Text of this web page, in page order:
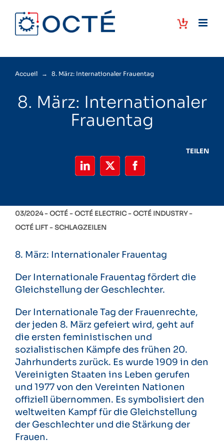
content
Accueil → 8. März: Internationaler Frauentag
8. März: Internationaler
Frauentag
TEILEN
03/2024 -OCTÉ OCTÉ ELECTRIC
OCTÉ INDUSTRY
OCTÉ LIFT
SCHLAGZEILEN
8. März: Internationaler Frauentag
Der Internationale Frauentag fördert die
Gleichstellung der Geschlechter.
Der Internationale Tag der Frauenrechte,
der jeden 8. März gefeiert wird, geht auf
die ersten feministischen und
sozialistischen Kämpfe des frühen 20.
Jahrhunderts zurück. Es wurde 1909 in den
Vereinigten Staaten ins Leben gerufen
und 1977 von den Vereinten Nationen
offiziell übernommen. Es symbolisiert den
weltweiten Kampf für die Gleichstellung
der Geschlechter und die Stärkung der
Frauen.